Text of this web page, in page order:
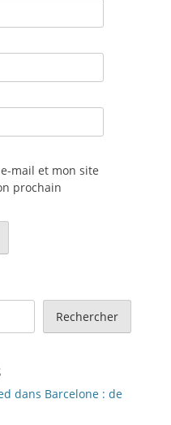
mail et mon site
prochain
Rechercher
dans Barcelone : de